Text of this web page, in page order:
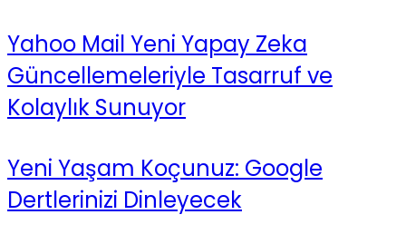
Yahoo Mail Yeni Yapay Zeka
Güncellemeleriyle Tasarruf ve
Kolaylık Sunuyor
Yeni Yaşam Koçunuz: Google
Dertlerinizi Dinleyecek